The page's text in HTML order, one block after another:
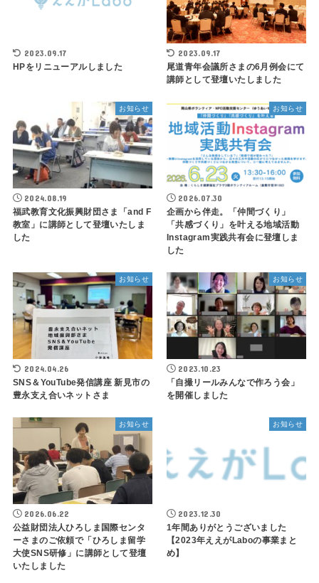
2023.09.17
HPをリニューアルしました
2023.09.17
尾道青年会議所さまの6月例会にて
講師として登壇いたしました
お知らせ
2024.08.19
福武教育文化振興財団さま「and F
教室」に講師として登壇いたしま
した
お知らせ
2026.07.30
企画から伴走。「仲間づくり」
「共感づくり」を叶える地域活動
Instagram実践共有会に登壇しま
した
お知らせ
2024.04.26
SNS＆YouTube発信講座 新見市の
豊永支え合いネットさま
お知らせ
2023.10.23
「自撮リールみんなで作ろう会」
を開催しました
お知らせ
2026.06.22
公益財団法人ひろしま国際センタ
ーさまのご依頼で「ひろしま留学
大使SNS研修」に講師として登壇
いたしました
お知らせ
2023.12.30
1年間ありがとうございました
【2023年ええがLaboの事業まと
め】